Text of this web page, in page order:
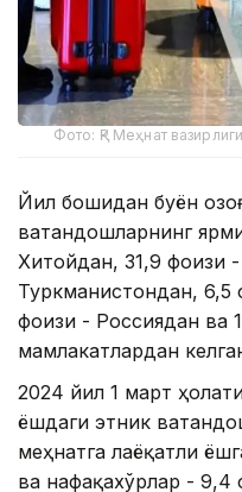
Фото: ҚР Меҳнат вазирлиги
Йил бошидан буён
ватандошларнинг
Хитойдан, 31,9 фоизи
Туркманистондан, 6,5
фоизи - Россиядан ва
мамлакатлардан
2024 йил 1 март
ёшдаги этник
меҳнатга лаёқатли
ва нафақахўрлар - 9,4